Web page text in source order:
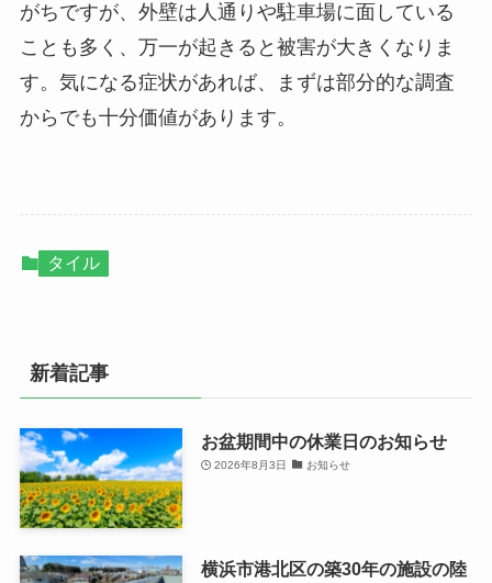
がちですが、外壁は人通りや駐車場に面している
ことも多く、万一が起きると被害が大きくなりま
す。気になる症状があれば、まずは部分的な調査
からでも十分価値があります。
タイル
新着記事
お盆期間中の休業日のお知らせ
2026年8月3日 お知らせ
横浜市港北区の築30年の施設の陸